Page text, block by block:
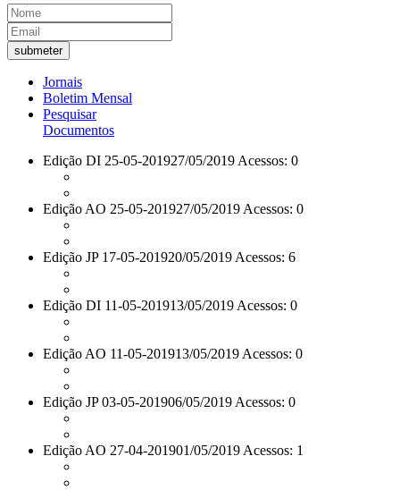
Jornais
Boletim Mensal
Pesquisar
Documentos
Edição DI 25-05-201927/05/2019 Acessos: 0
Edição AO 25-05-201927/05/2019 Acessos: 0
Edição JP 17-05-201920/05/2019 Acessos: 6
Edição DI 11-05-201913/05/2019 Acessos: 0
Edição AO 11-05-201913/05/2019 Acessos: 0
Edição JP 03-05-201906/05/2019 Acessos: 0
Edição AO 27-04-201901/05/2019 Acessos: 1